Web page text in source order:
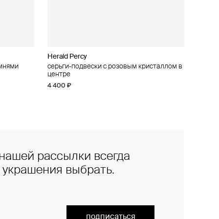
Herald Percy
серьги-подвески с розовым кристаллом в
центре
4 400 ₽
рассылки всегда
украшения выбрать.
подписаться